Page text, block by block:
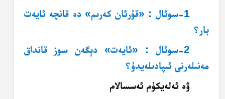
1-سوئال : «قۇرئان كەرىم» دە قانچە ئايەت
بار؟
2-سوئال : «ئايەت» دېگەن سوز قانداق
مەنىلەرنى ئىپادىلەيدۇ؟
ۋە ئەلەيكۇم ئەسسالام